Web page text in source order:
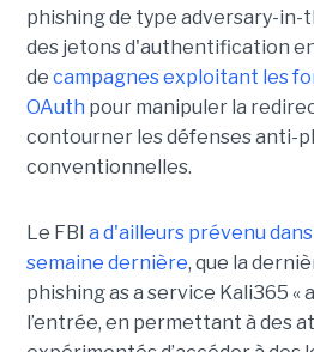
phishing de type adversary-in-
des jetons d'authentification
de campagnes exploitant les
OAuth pour manipuler la
contourner les défenses anti-
conventionnelles.
Le FBI a d'ailleurs prévenu
semaine dernière, que la
phishing as a service Kali365 «
l’entrée, en permettant à des